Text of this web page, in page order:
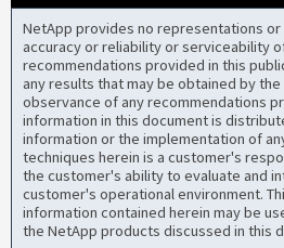
NetApp provides no representations
accuracy or reliability or serviceability
recommendations provided in this
any results that may be obtained by
observance of any recommendations
information in this document is
information or the implementation of
techniques herein is a customer's
the customer's ability to evaluate and
customer's operational environment.
information contained herein may be
the NetApp products discussed in this